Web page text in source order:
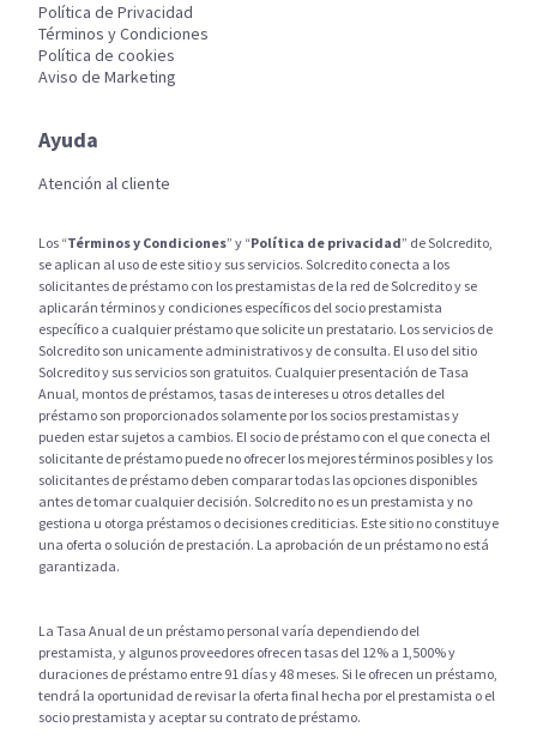
Política de Privacidad
Términos y Condiciones
Política de cookies
Aviso de Marketing
Ayuda
Atención al cliente
Los “Términos y Condiciones” y “Política de privacidad” de Solcredito,
se aplican al uso de este sitio y sus servicios. Solcredito conecta a los
solicitantes de préstamo con los prestamistas de la red de Solcredito y se
aplicarán términos y condiciones específicos del socio prestamista
específico a cualquier préstamo que solicite un prestatario. Los servicios de
Solcredito son unicamente administrativos y de consulta. El uso del sitio
Solcredito y sus servicios son gratuitos. Cualquier presentación de Tasa
Anual, montos de préstamos, tasas de intereses u otros detalles del
préstamo son proporcionados solamente por los socios prestamistas y
pueden estar sujetos a cambios. El socio de préstamo con el que conecta el
solicitante de préstamo puede no ofrecer los mejores términos posibles y los
solicitantes de préstamo deben comparar todas las opciones disponibles
antes de tomar cualquier decisión. Solcredito no es un prestamista y no
gestiona u otorga préstamos o decisiones crediticias. Este sitio no constituye
una oferta o solución de prestación. La aprobación de un préstamo no está
garantizada.
La Tasa Anual de un préstamo personal varía dependiendo del
prestamista, y algunos proveedores ofrecen tasas del 12% a 1,500% y
duraciones de préstamo entre 91 días y 48 meses. Si le ofrecen un préstamo,
tendrá la oportunidad de revisar la oferta final hecha por el prestamista o el
socio prestamista y aceptar su contrato de préstamo.